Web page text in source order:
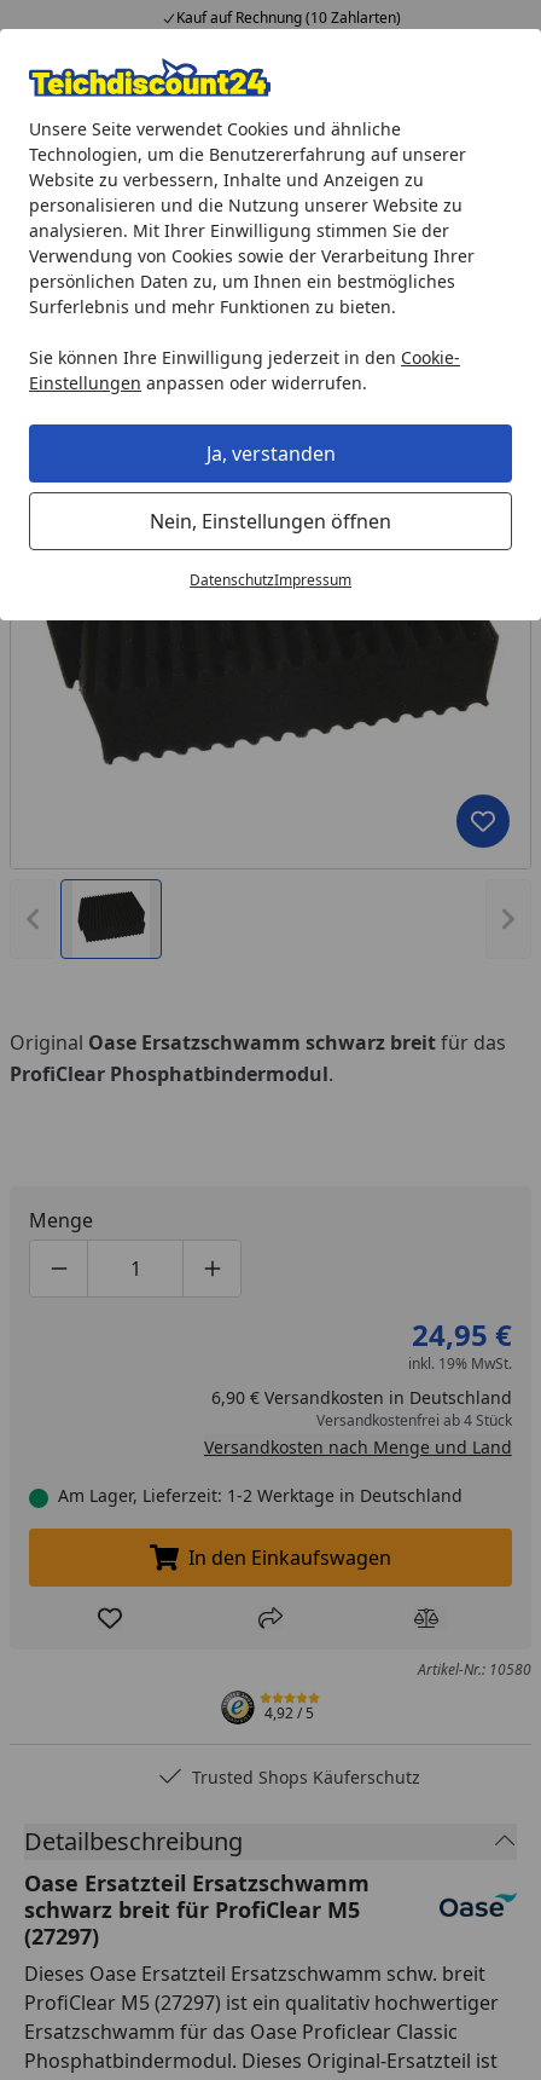
Unsere Seite verwendet Cookies und ähnliche
Technologien, um die Benutzererfahrung auf unserer
Website zu verbessern, Inhalte und Anzeigen zu
personalisieren und die Nutzung unserer Website zu
analysieren. Mit Ihrer Einwilligung stimmen Sie der
Verwendung von Cookies sowie der Verarbeitung Ihrer
persönlichen Daten zu, um Ihnen ein bestmögliches
Surferlebnis und mehr Funktionen zu bieten.
Sie können Ihre Einwilligung jederzeit in den Cookie-
Einstellungen anpassen oder widerrufen.
Ja, verstanden
Nein, Einstellungen öffnen
DatenschutzImpressum
Kauf auf Rechnung (10 Zahlarten)
Alle Produkte
Mein Konto
Suchen
Startseite
Oase Ersatzteil Ersatzschwamm schwarz breit für ProfiClear
Oase Ersatzteil Ersatzschwamm
schwarz breit für ProfiClear M5
(27297)
Vorheriges Bild anzeigen
Original Oase Ersatzschwamm schwarz breitfür das
ProfiClear Phosphatbindermodul.
Menge
Produktmenge um eins verringern
Produktmenge manuell eingeben
Produktmenge um eins erhöhen
24,95 €
inkl. 19% MwSt.
6,90 € Versandkosten in Deutschland
Versandkostenfrei ab 4 Stück
Versandkosten nach Menge und Land
Am Lager, Lieferzeit: 1-2 Werktage in Deutschland
In den Einkaufswagen legen
In den Einkaufswagen
Produkt zur Wunschliste hinzufügen
Teilen Produkt
Artikel-Nr.: 10580
4,92/ 5
Trusted Shops Käuferschutz
Detailbeschreibung
Oase Ersatzteil Ersatzschwamm
schwarz breit für ProfiClear M5
(27297)
Dieses Oase Ersatzteil Ersatzschwamm schw. breit
ProfiClear M5 (27297) ist ein qualitativ hochwertiger
Ersatzschwamm für das Oase Proficlear Classic
Phosphatbindermodul. Dieses Original-Ersatzteil ist